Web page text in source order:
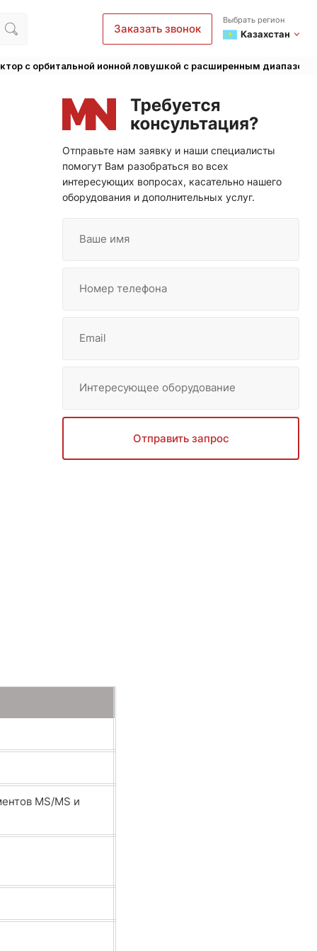
Заказать звонок
Выбрать регион
Казахстан
с орбитальной ионной ловушкой с расширенным
Отправьте нам заявку и наши специалисты
помогут Вам разобраться во всех
интересующих вопросах, касательно нашего
оборудования и дополнительных услуг.
Ваше имя
Номер телефона
Email
Интересующее оборудование
Отправить запрос
MS/MS и